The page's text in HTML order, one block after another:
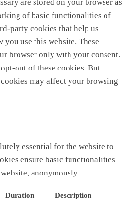
are stored on your browser as
of basic functionalities of
party cookies that help us
you use this website. These
browser only with your consent.
out of these cookies. But
may affect your browsing
essential for the website to
ensure basic functionalities
anonymously.
Duration Description